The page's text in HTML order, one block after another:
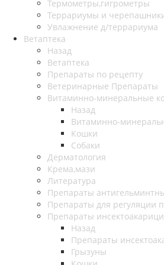
Термометры,гигрометры
Террариумы и
Увлажнение д/террариума
Ветаптека
Назад
Ветаптека
Препараты по рецепту
Ветеринарные Препараты
Витаминно-минеральные
Назад
Витаминно-
Кошки
Собаки
Дерматология
Крема,мази
Литература
Препараты
Препараты для регуляции
Препараты
Назад
Препараты
Грызуны